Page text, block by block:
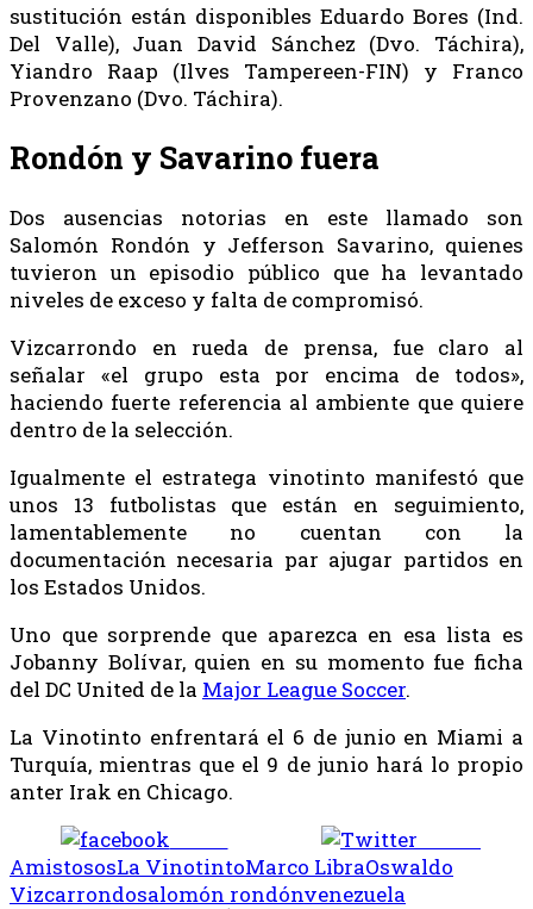
sustitución están disponibles Eduardo Bores (Ind.
Del Valle), Juan David Sánchez (Dvo. Táchira),
Yiandro Raap (Ilves Tampereen-FIN) y Franco
Provenzano (Dvo. Táchira).
Rondón y Savarino fuera
Dos ausencias notorias en este llamado son
Salomón Rondón y Jefferson Savarino, quienes
tuvieron un episodio público que ha levantado
niveles de exceso y falta de compromisó.
Vizcarrondo en rueda de prensa, fue claro al
señalar «el grupo esta por encima de todos»,
haciendo fuerte referencia al ambiente que quiere
dentro de la selección.
Igualmente el estratega vinotinto manifestó que
unos 13 futbolistas que están en seguimiento,
lamentablemente no cuentan con la
documentación necesaria par ajugar partidos en
los Estados Unidos.
Uno que sorprende que aparezca en esa lista es
Jobanny Bolívar, quien en su momento fue ficha
del DC United de la Major League Soccer.
La Vinotinto enfrentará el 6 de junio en Miami a
Turquía, mientras que el 9 de junio hará lo propio
anter Irak en Chicago.
AmistososLa VinotintoMarco LibraOswaldo
Vizcarrondosalomón rondónvenezuela